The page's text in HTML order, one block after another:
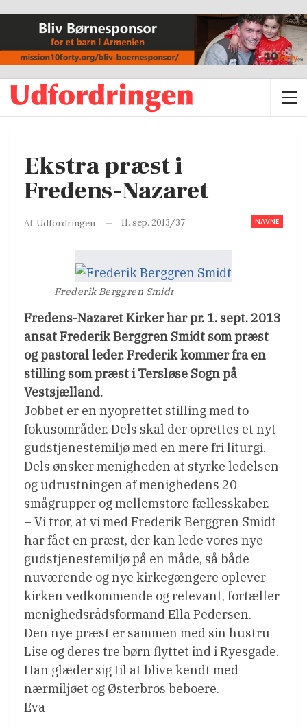
Ekstra præst i
Fredens-Nazaret
NAVNE
Af Udfordringen 11. sep. 2013/37
Frederik Berggren Smidt
Fredens-Nazaret Kirker har pr. 1. sept. 2013
ansat Frederik Berggren Smidt som præst
og pastoral leder. Frederik kommer fra en
stilling som præst i Tersløse Sogn på
Vestsjælland.
Jobbet er en nyoprettet stilling med to
fokusområder. Dels skal der oprettes et nyt
gudstjenestemiljø med en mere fri liturgi.
Dels ønsker menigheden at styrke ledelsen
og udrustningen af menighedens 20
smågrupper og mellemstore fællesskaber.
– Vi tror, at vi med Frederik Berggren Smidt
har fået en præst, der kan lede vores nye
gudstjenestemiljø på en måde, så både
nuværende og nye kirkegængere oplever
kirken vedkommende og relevant, fortæller
menighedsrådsformand Ella Pedersen.
Den nye præst er sammen med sin hustru
Lise og deres tre børn flyttet ind i Ryesgade.
Han glæder sig til at blive kendt med
nærmiljøet og Østerbros beboere.
Eva